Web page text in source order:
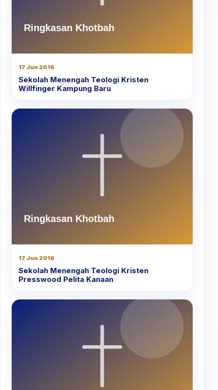
17 Jun 2016
Sekolah Menengah Teologi Kristen
Willfinger Kampung Baru
17 Jun 2016
Sekolah Menengah Teologi Kristen
Presswood Pelita Kanaan